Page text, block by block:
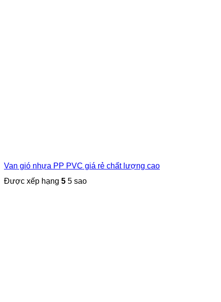
Van gió nhựa PP PVC giá rẻ chất lượng cao
Được xếp hạng 5 5 sao